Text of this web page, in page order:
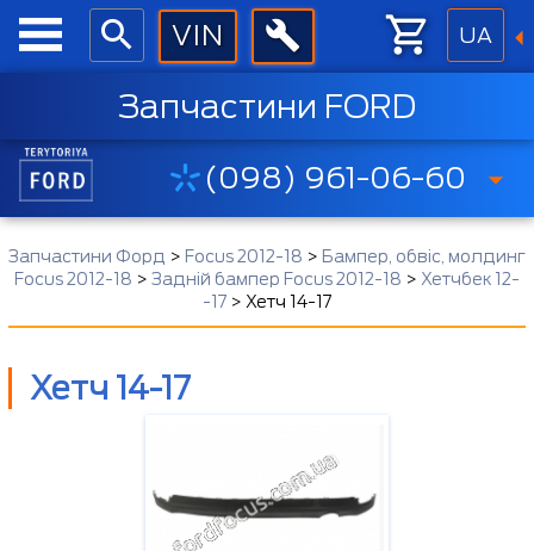
UA
Запчастини FORD
(098) 961-06-60
Запчастини Форд > Focus 2012-18 > Бампер, обвіс, молдинг
Focus 2012-18 > Задній бампер Focus 2012-18 > Хетчбек 12-
-17> Хетч 14-17
Хетч 14-17